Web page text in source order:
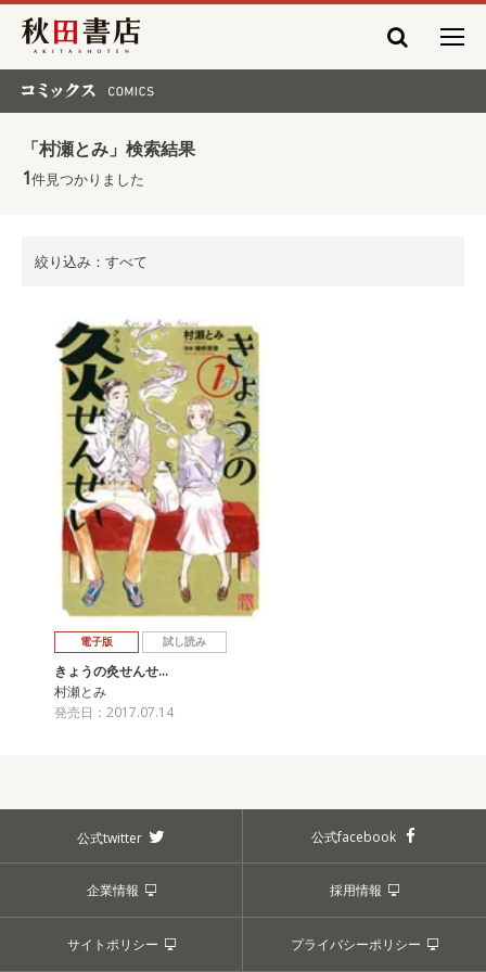
秋田書店
「村瀬とみ」検索結果
1件見つかりました
絞り込み：すべて
電子版 試し読み
きょうの灸せんせ…
村瀬とみ
発売日：2017.07.14
公式twitter 公式facebook
企業情報 採用情報
サイトポリシー プライバシーポリシー